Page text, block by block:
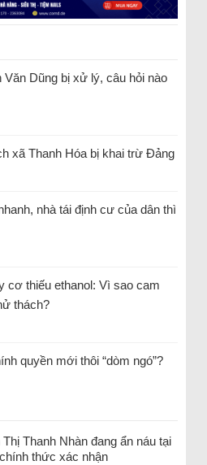
Văn Dũng bị xử lý, câu hỏi nào
xã Thanh Hóa bị khai trừ Đảng
nhà tái định cư của dân thì
cơ thiếu ethanol: Vì sao cam
thách?
quyền mới thôi “dòm ngó”?
Thanh Nhàn đang ẩn náu tại
thức xác nhận